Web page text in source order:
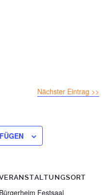
Nächster Eintrag >>
Bürgerheim Festsaal